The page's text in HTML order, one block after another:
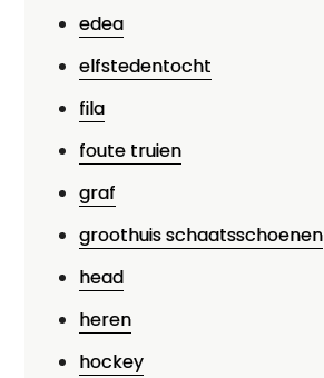
edea
elfstedentocht
fila
foute truien
graf
groothuis schaatsschoenen
head
heren
hockey